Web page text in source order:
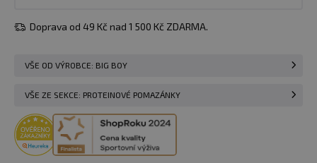
Doprava od 49 Kč nad 1 500 Kč ZDARMA.
VŠE OD VÝROBCE: BIG BOY
VŠE ZE SEKCE: PROTEINOVÉ POMAZÁNKY